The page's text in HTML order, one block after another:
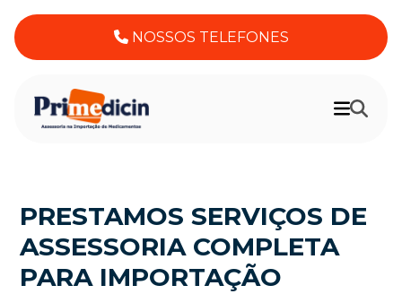
NOSSOS TELEFONES
PRESTAMOS SERVIÇOS DE
ASSESSORIA COMPLETA
PARA IMPORTAÇÃO